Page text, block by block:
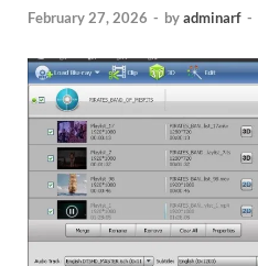
February 27, 2026 - byadminarf -